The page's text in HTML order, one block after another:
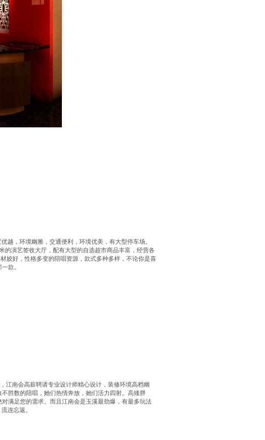
越，环境幽雅，交通便利，环境优美，有大型停车场。
演艺签收大厅，配有大型的自选超市商品丰富，经营各
姣好，性格多变的陪唱资源，款式多种多样，不论你是喜
款。
江南会高薪聘请专业设计师精心设计，装修环境高档幽
胜数的陪唱，她们热情奔放，她们活力四射。高矮胖
满足您的需求。而且江南会是玉溪最劲爆，有最多玩法
连忘返。